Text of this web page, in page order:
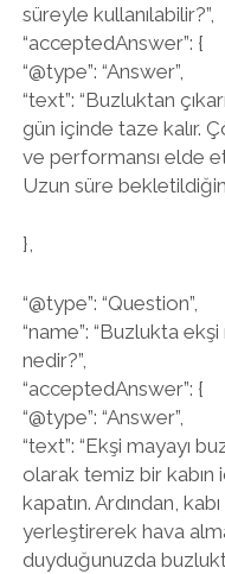
süreyle kullanılabilir?”,
“acceptedAnswer”: {
“@type”: “Answer”,
“text”: “Buzluktan
gün içinde taze kalır.
ve performansı elde
Uzun süre
},
“@type”: “Question”,
“name”: “Buzlukta
nedir?”,
“acceptedAnswer”: {
“@type”: “Answer”,
“text”: “Ekşi mayayı
olarak temiz bir kabın
kapatın. Ardından,
yerleştirerek hava
duyduğunuzda